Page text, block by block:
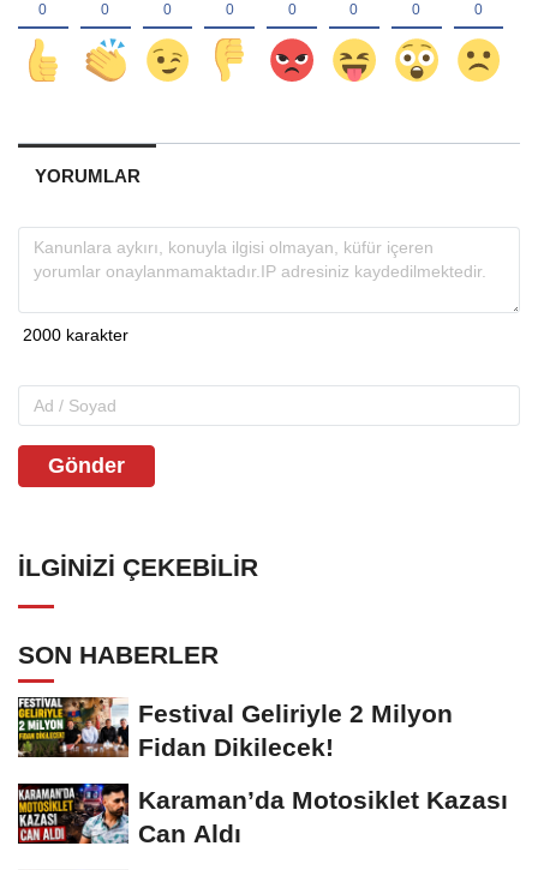
YORUMLAR
Gönder
İLGINIZI ÇEKEBILIR
SON HABERLER
Festival Geliriyle 2 Milyon
Fidan Dikilecek!
Karaman’da Motosiklet Kazası
Can Aldı